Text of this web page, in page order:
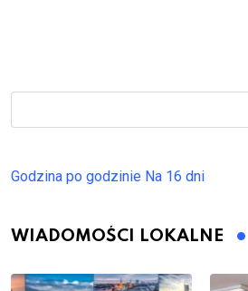
Godzina po godzinie Na 16 dni
WIADOMOŚCI LOKALNE